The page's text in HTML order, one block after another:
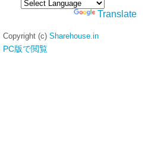
Translate
Copyright (c) Sharehouse.in
PC版で閲覧